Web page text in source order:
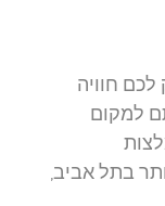
חוויה
למקום
בתל אביב,